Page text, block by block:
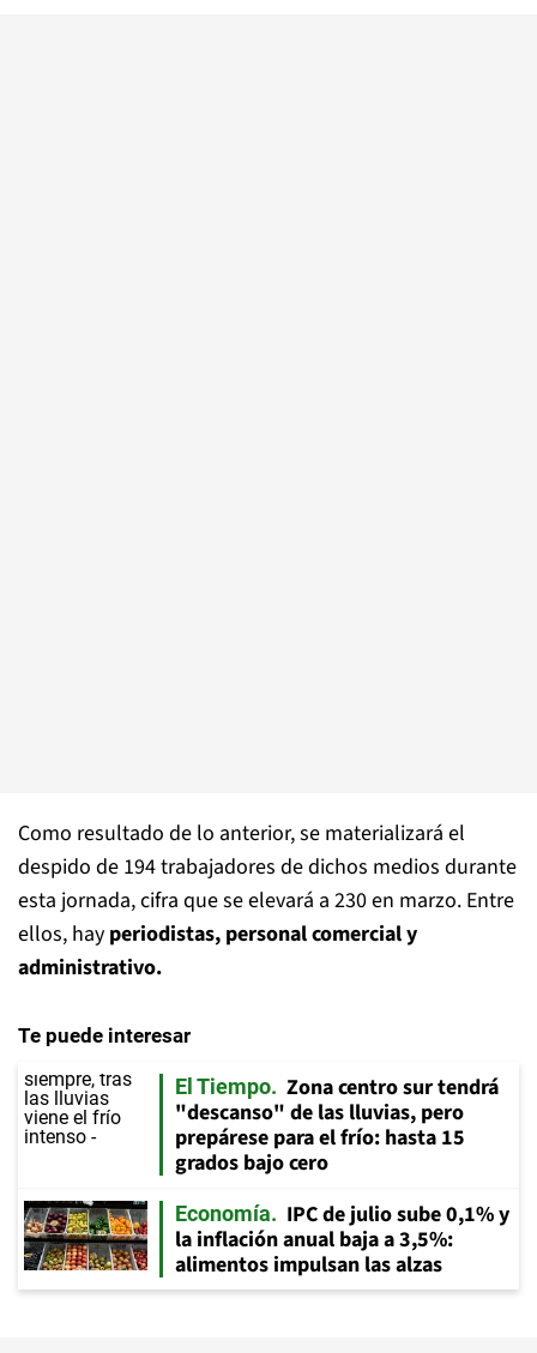
Como resultado de lo anterior, se materializará el
despido de 194 trabajadores de dichos medios durante
esta jornada, cifra que se elevará a 230 en marzo. Entre
ellos, hay periodistas, personal comercial y
administrativo.
Te puede interesar
El Tiempo
Zona centro sur tendrá
"descanso" de las lluvias, pero
prepárese para el frío: hasta 15
grados bajo cero
Economía
IPC de julio sube 0,1% y
la inflación anual baja a 3,5%:
alimentos impulsan las alzas